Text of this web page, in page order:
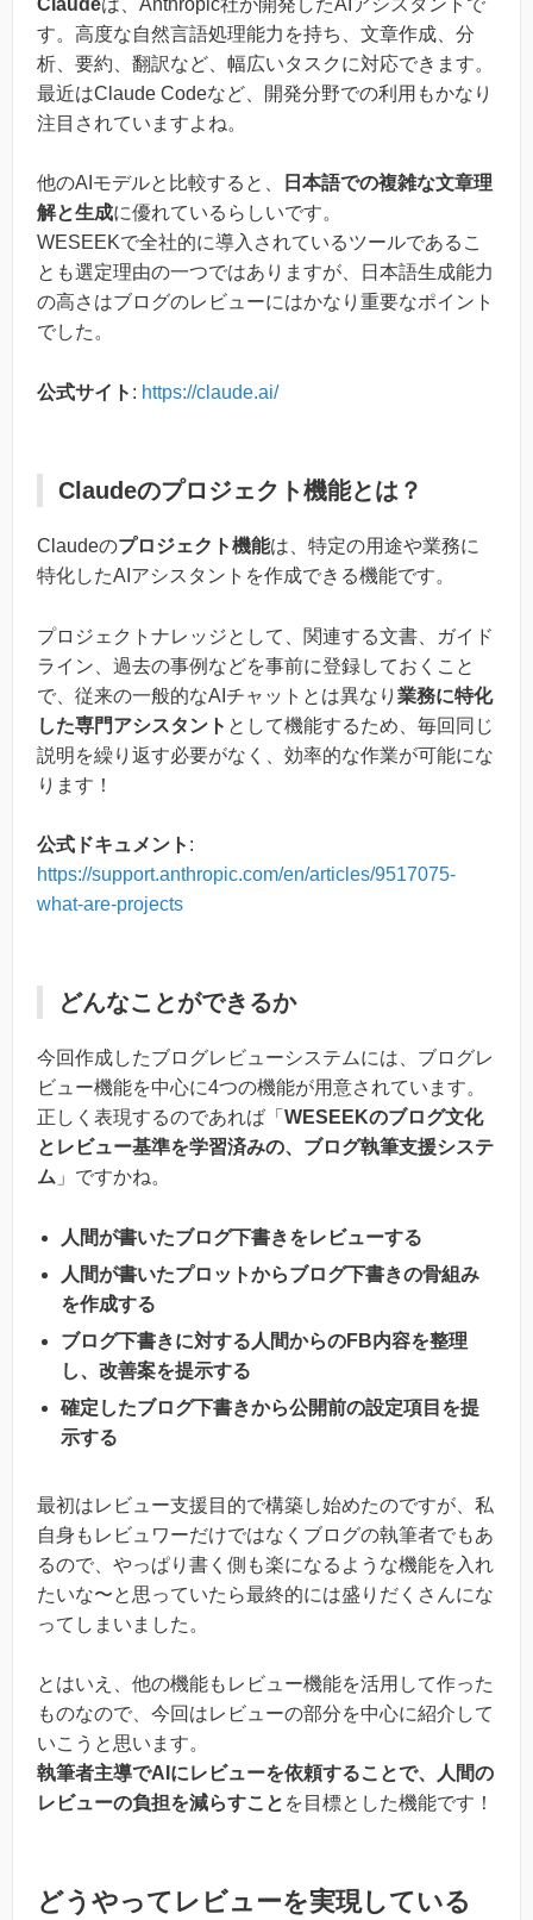
す。高度な自然言語処理能力を持ち、文章作成、分
析、要約、翻訳など、幅広いタスクに対応できます。
最近はClaude Codeなど、開発分野での利用もかなり
注目されていますよね。
他のAIモデルと比較すると、
日本語での複雑な文章理
解と生成に優れているらしいです。
WESEEKで全社的に導入されているツールであるこ
とも選定理由の一つではありますが、日本語生成能力
の高さはブログのレビューにはかなり重要なポイント
でした。
公式サイト : https://claude.ai/
Claudeのプロジェクト機能とは？
Claudeのプロジェクト機能は、特定の用途や業務に
特化したAIアシスタントを作成できる機能です。
プロジェクトナレッジとして、関連する文書、ガイド
ライン、過去の事例などを事前に登録しておくこと
で、従来の一般的なAIチャットとは異なり 業務に特化
した専門アシスタント として機能するため、毎回同じ
説明を繰り返す必要がなく、効率的な作業が可能にな
ります！
公式ドキュメント :
https://support.anthropic.com/en/articles/9517075-
what-are-projects
どんなことができるか
今回作成したブログレビューシステムには、ブログレ
ビュー機能を中心に4つの機能が用意されています。
正しく表現するのであれば「 WESEEKのブログ文化
とレビュー基準を学習済みの、ブログ執筆支援システ
ム 」ですかね。
人間が書いたブログ下書きをレビューする
人間が書いたプロットからブログ下書きの骨組み
を作成する
ブログ下書きに対する人間からのFB内容を整理
し、改善案を提示する
確定したブログ下書きから公開前の設定項目を提
示する
最初はレビュー支援目的で構築し始めたのですが、私
自身もレビュワーだけではなくブログの執筆者でもあ
るので、やっぱり書く側も楽になるような機能を入れ
たいな〜と思っていたら最終的には盛りだくさんにな
ってしまいました。
とはいえ、他の機能もレビュー機能を活用して作った
ものなので、今回はレビューの部分を中心に紹介して
いこうと思います。
執筆者主導でAIにレビューを依頼することで、人間の
レビューの負担を減らすこと を目標とした機能です！
どうやってレビューを実現している